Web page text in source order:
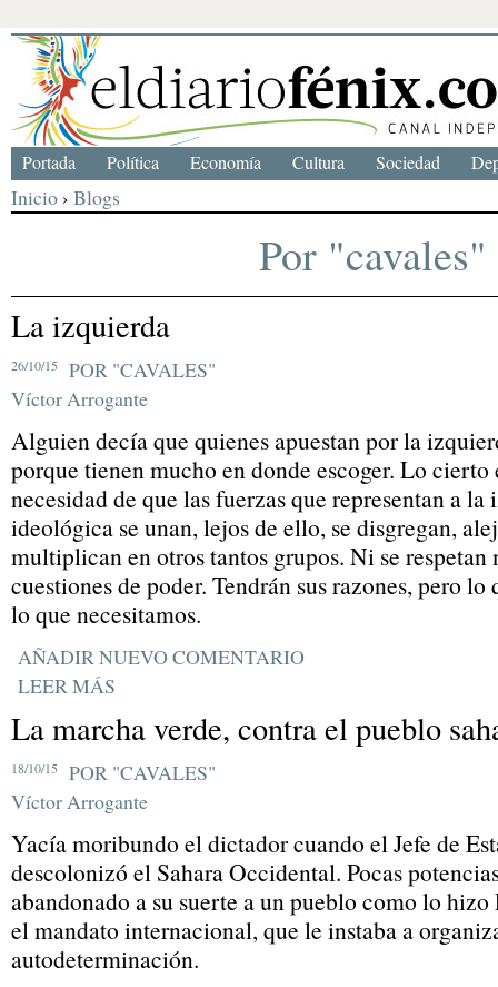
Inicio › Blogs
Por "cavales"
La izquierda
26/10/15
POR "CAVALES"
Víctor Arrogante
Alguien decía que quienes apuestan por la
porque tienen mucho en donde escoger. Lo cierto
necesidad de que las fuerzas que representan a
ideológica se unan, lejos de ello, se disgregan,
multiplican en otros tantos grupos. Ni se respetan
cuestiones de poder. Tendrán sus razones, pero
lo que necesitamos.
AÑADIR NUEVO COMENTARIO
LEER MÁS
La marcha verde, contra el pueblo
18/10/15
POR "CAVALES"
Víctor Arrogante
Yacía moribundo el dictador cuando el Jefe de
descolonizó el Sahara Occidental. Pocas
abandonado a su suerte a un pueblo como lo hizo
el mandato internacional, que le instaba a
autodeterminación.
Portada Política Economía Cultura Sociedad